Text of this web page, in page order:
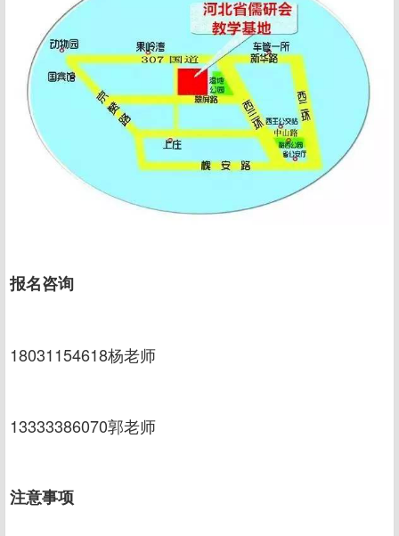
报名咨询
18031154618杨老师
13333386070郭老师
注意事项